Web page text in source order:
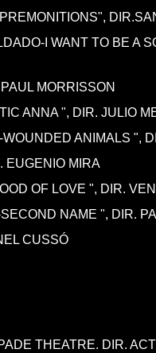
I WANT TO BE A
MORRISSON
ANNA ", DIR. JULIO
ANIMALS ",
EUGENIO MIRA
OF LOVE ", DIR.
NAME ", DIR.
CUSSÓ
THEATRE. DIR.